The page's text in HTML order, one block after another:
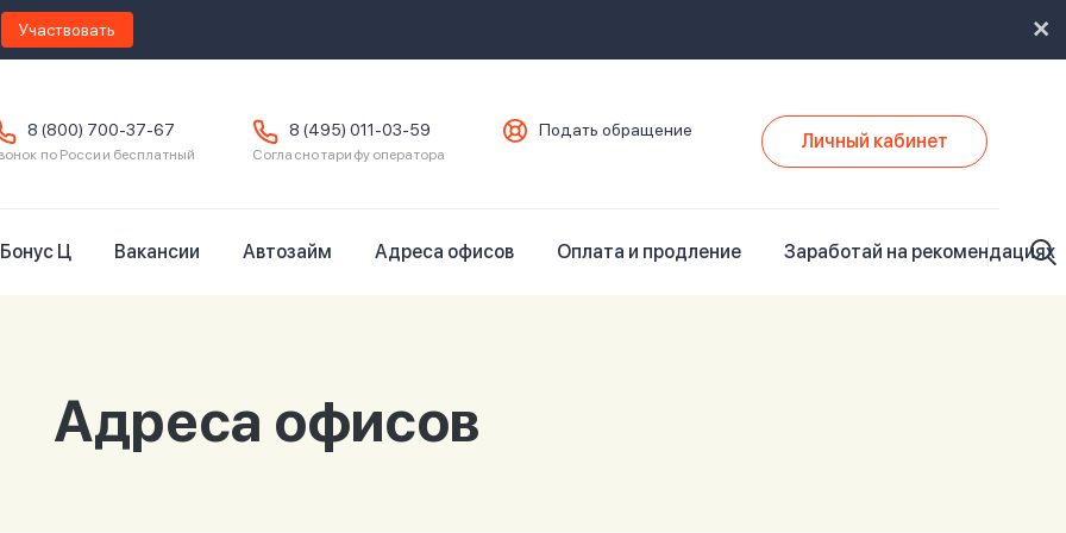
Участвовать
8 (800) 700-37-67
по России бесплатный
8 (495) 011-03-59
Согласно тарифу оператора
Подать обращение Личный кабинет
Бонус Ц Вакансии Автозайм Адреса офисов Оплата и продление Заработай на рекомендациях
Адреса офисов